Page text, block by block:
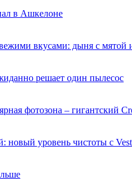
в Ашкелоне
вкусами: дыня с мятой
решает один пылесос
фотозона – гигантский
новый уровень чистоты с